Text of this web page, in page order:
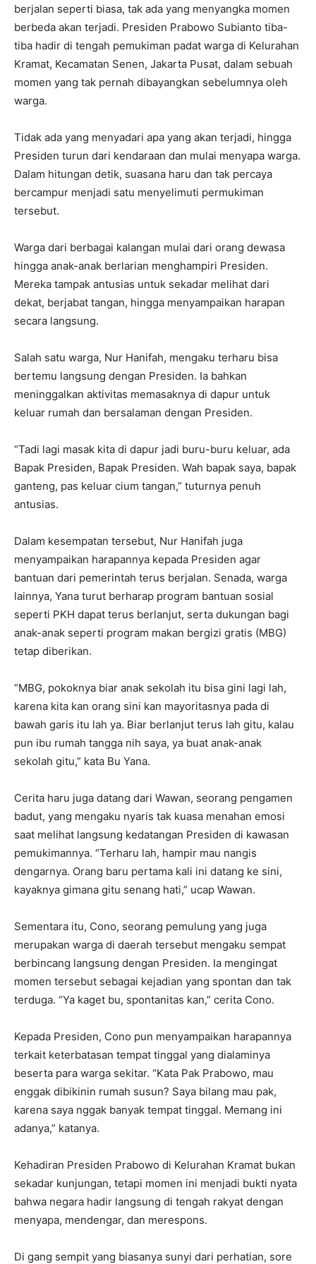
I WANT IN
berjalan seperti biasa, tak ada yang menyangka momen
berbeda akan terjadi. Presiden Prabowo Subianto tiba-
tiba hadir di tengah pemukiman padat warga di Kelurahan
Kramat, Kecamatan Senen, Jakarta Pusat, dalam sebuah
momen yang tak pernah dibayangkan sebelumnya oleh
warga.
Tidak ada yang menyadari apa yang akan terjadi, hingga
Presiden turun dari kendaraan dan mulai menyapa warga.
Dalam hitungan detik, suasana haru dan tak percaya
bercampur menjadi satu menyelimuti permukiman
tersebut.
Warga dari berbagai kalangan mulai dari orang dewasa
hingga anak-anak berlarian menghampiri Presiden.
Mereka tampak antusias untuk sekadar melihat dari
dekat, berjabat tangan, hingga menyampaikan harapan
secara langsung.
Salah satu warga, Nur Hanifah, mengaku terharu bisa
bertemu langsung dengan Presiden. Ia bahkan
meninggalkan aktivitas memasaknya di dapur untuk
keluar rumah dan bersalaman dengan Presiden.
“Tadi lagi masak kita di dapur jadi buru-buru keluar, ada
Bapak Presiden, Bapak Presiden. Wah bapak saya, bapak
ganteng, pas keluar cium tangan,” tuturnya penuh
antusias.
Dalam kesempatan tersebut, Nur Hanifah juga
menyampaikan harapannya kepada Presiden agar
bantuan dari pemerintah terus berjalan. Senada, warga
lainnya, Yana turut berharap program bantuan sosial
seperti PKH dapat terus berlanjut, serta dukungan bagi
anak-anak seperti program makan bergizi gratis (MBG)
tetap diberikan.
“MBG, pokoknya biar anak sekolah itu bisa gini lagi lah,
karena kita kan orang sini kan mayoritasnya pada di
bawah garis itu lah ya. Biar berlanjut terus lah gitu, kalau
pun ibu rumah tangga nih saya, ya buat anak-anak
sekolah gitu,” kata Bu Yana.
Cerita haru juga datang dari Wawan, seorang pengamen
badut, yang mengaku nyaris tak kuasa menahan emosi
saat melihat langsung kedatangan Presiden di kawasan
pemukimannya. “Terharu lah, hampir mau nangis
dengarnya. Orang baru pertama kali ini datang ke sini,
kayaknya gimana gitu senang hati,” ucap Wawan.
Sementara itu, Cono, seorang pemulung yang juga
merupakan warga di daerah tersebut mengaku sempat
berbincang langsung dengan Presiden. Ia mengingat
momen tersebut sebagai kejadian yang spontan dan tak
terduga. “Ya kaget bu, spontanitas kan,” cerita Cono.
Kepada Presiden, Cono pun menyampaikan harapannya
terkait keterbatasan tempat tinggal yang dialaminya
beserta para warga sekitar. “Kata Pak Prabowo, mau
enggak dibikinin rumah susun? Saya bilang mau pak,
karena saya nggak banyak tempat tinggal. Memang ini
adanya,” katanya.
Kehadiran Presiden Prabowo di Kelurahan Kramat bukan
sekadar kunjungan, tetapi momen ini menjadi bukti nyata
bahwa negara hadir langsung di tengah rakyat dengan
menyapa, mendengar, dan merespons.
Di gang sempit yang biasanya sunyi dari perhatian, sore